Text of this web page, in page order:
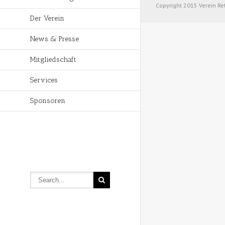
Der Verein
News & Presse
Mitgliedschaft
Services
Sponsoren
Copyright 2015 Verein